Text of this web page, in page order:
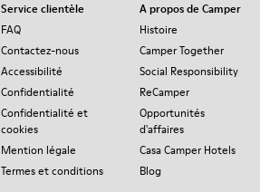
Service clientèle
FAQ
Contactez-nous
Accessibilité
Confidentialité
Confidentialité et
cookies
Mention légale
Termes et conditions
A propos de Camper
Histoire
Camper Together
Social Responsibility
ReCamper
Opportunités
d'affaires
Casa Camper Hotels
Blog